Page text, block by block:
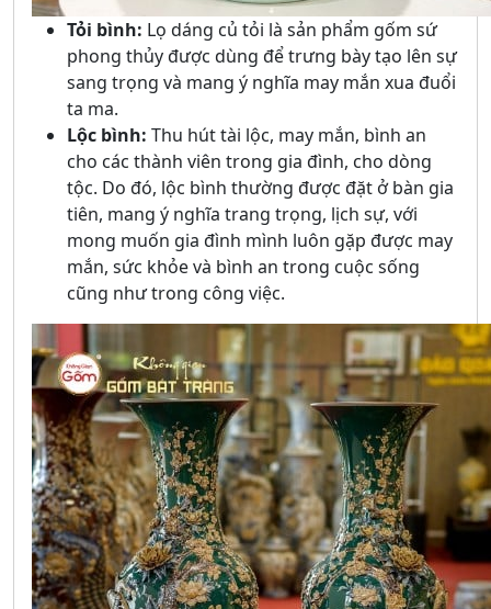
Tỏi bình: Lọ dáng củ tỏi là sản phẩm gốm sứ
phong thủy được dùng để trưng bày tạo lên sự
sang trọng và mang ý nghĩa may mắn xua đuổi
ta ma.
Lộc bình: Thu hút tài lộc, may mắn, bình an
cho các thành viên trong gia đình, cho dòng
tộc. Do đó, lộc bình thường được đặt ở bàn gia
tiên, mang ý nghĩa trang trọng, lịch sự, với
mong muốn gia đình mình luôn gặp được may
mắn, sức khỏe và bình an trong cuộc sống
cũng như trong công việc.